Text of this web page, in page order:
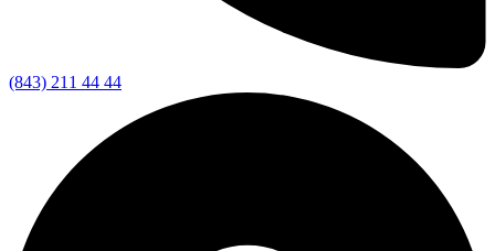
(843) 211 44 44